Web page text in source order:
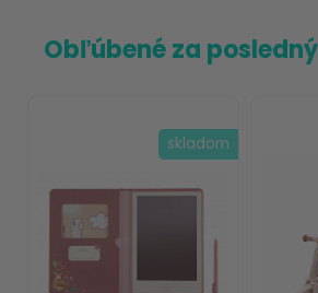
Obľúbené za
skladom